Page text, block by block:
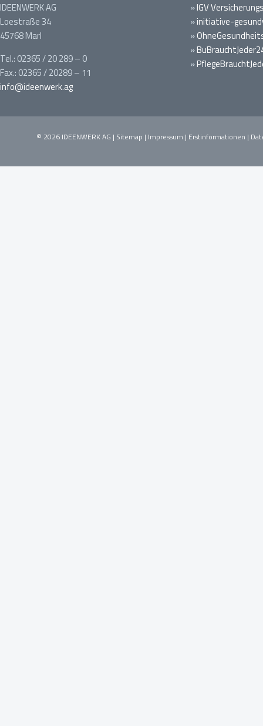
IDEENWERK AG
Loestraße 34
45768 Marl
Tel.: 02365 / 20 289 – 0
Fax.: 02365 / 20289 – 11
info@ideenwerk.ag
»IGV
»initiative-
»
»
»
© 2026 IDEENWERK AG | Sitemap | Impressum | Erstinformationen |